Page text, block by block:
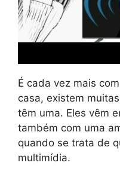
É cada vez mais
casa, existem
têm uma. Eles vêm
também com uma
quando se trata de
multimídia.